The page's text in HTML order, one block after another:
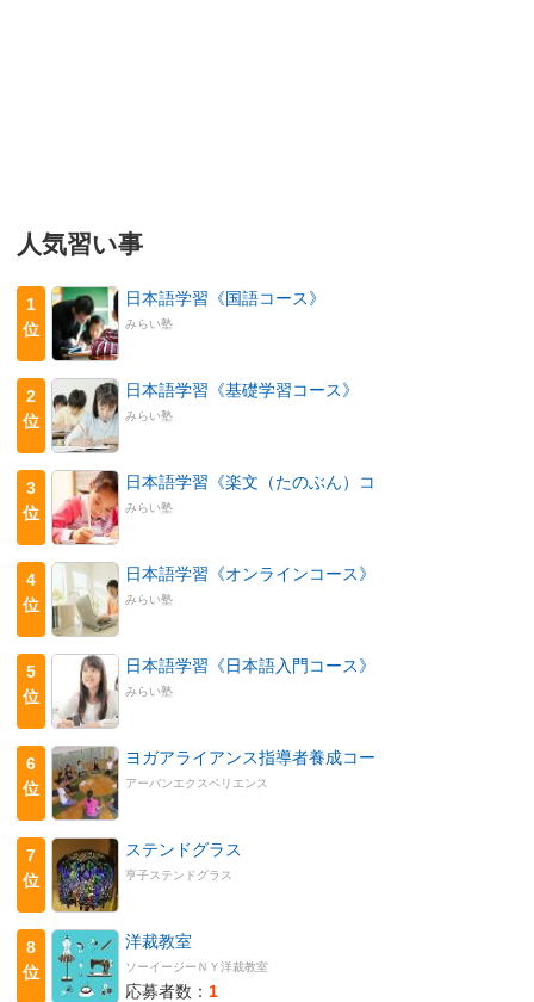
人気習い事
1
位
日本語学習《国語コース》
みらい塾
2
位
日本語学習《基礎学習コース》
みらい塾
3
位
日本語学習《楽文（たのぶん）コ
みらい塾
4
位
日本語学習《オンラインコース》
みらい塾
5
位
日本語学習《日本語入門コース》
みらい塾
6
位
ヨガアライアンス指導者養成コー
アーバンエクスペリエンス
7
位
ステンドグラス
亨子ステンドグラス
8
位
洋裁教室
ソーイージーＮＹ洋裁教室
応募者数： 1